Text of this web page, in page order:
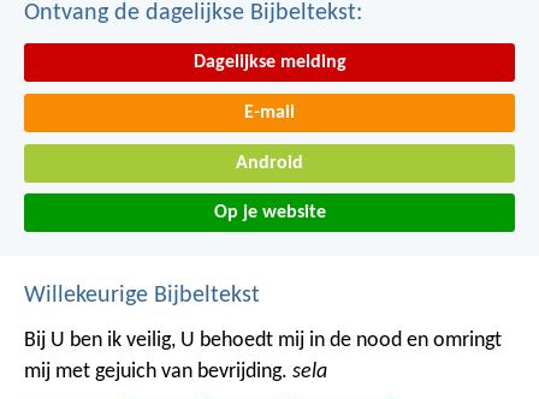
Ontvang de dagelijkse Bijbeltekst:
Dagelijkse melding
E-mail
Android
Op je website
Willekeurige Bijbeltekst
Bij U ben ik veilig, U behoedt mij in de nood en omringt
mij met gejuich van bevrijding. sela